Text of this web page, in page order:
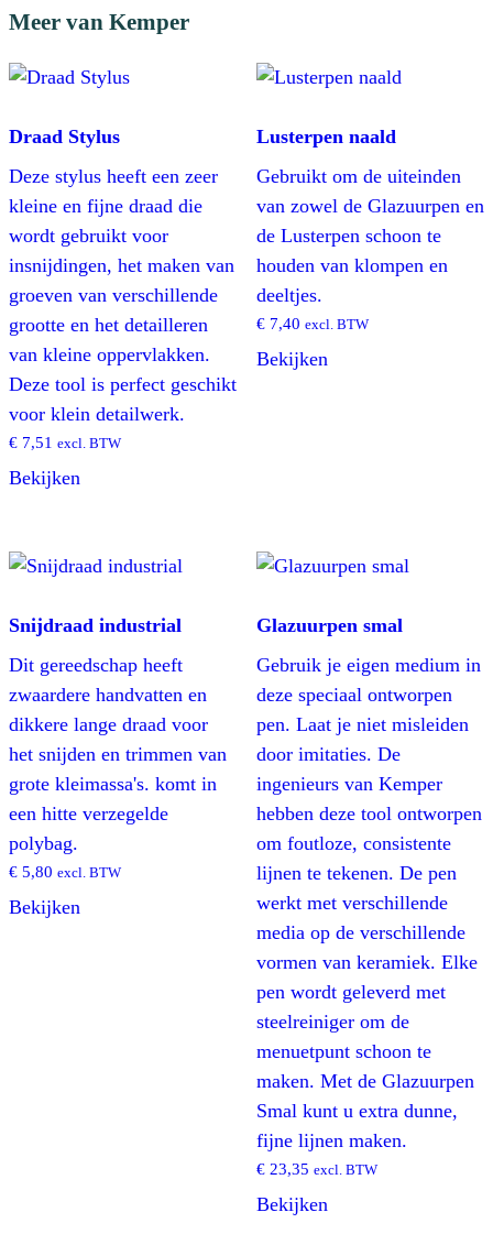
Meer van Kemper
Draad Stylus
Deze stylus heeft een zeer
kleine en fijne draad die
wordt gebruikt voor
insnijdingen, het maken van
groeven van verschillende
grootte en het detailleren
van kleine oppervlakken.
Deze tool is perfect geschikt
voor klein detailwerk.
€ 7,51 excl. BTW
Bekijken
Lusterpen naald
Gebruikt om de uiteinden
van zowel de Glazuurpen en
de Lusterpen schoon te
houden van klompen en
deeltjes.
€7,40 excl. BTW
Bekijken
Snijdraad industrial
Dit gereedschap heeft
zwaardere handvatten en
dikkere lange draad voor
het snijden en trimmen van
grote kleimassa's. komt in
een hitte verzegelde
polybag.
€ 5,80 excl. BTW
Bekijken
Glazuurpen smal
Gebruik je eigen medium in
deze speciaal ontworpen
pen. Laat je niet misleiden
door imitaties. De
ingenieurs van Kemper
hebben deze tool ontworpen
om foutloze, consistente
lijnen te tekenen. De pen
werkt met verschillende
media op de verschillende
vormen van keramiek. Elke
pen wordt geleverd met
steelreiniger om de
menuetpunt schoon te
maken. Met de Glazuurpen
Smal kunt u extra dunne,
fijne lijnen maken.
€23,35 excl. BTW
Bekijken